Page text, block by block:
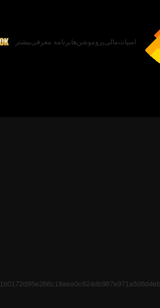
اسپاتمالیپروموشن‌هابرنامه معرفیبیشتر